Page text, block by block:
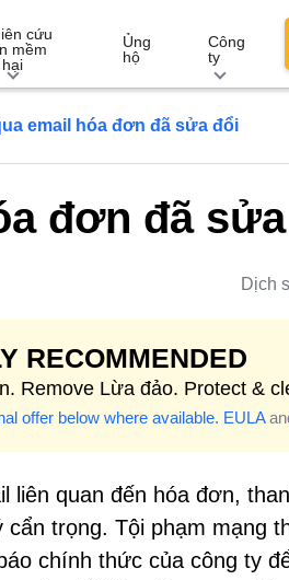
cứu
mềm
Ủng
hộ
Công
ty
email hóa đơn đã sửa đổi
đơn đã
Dịch
RECOMMENDED
Remove Lừa đảo. Protect &
offer below where available. EULA
quan đến hóa đơn,
trọng. Tội phạm mạng
chính thức của công ty